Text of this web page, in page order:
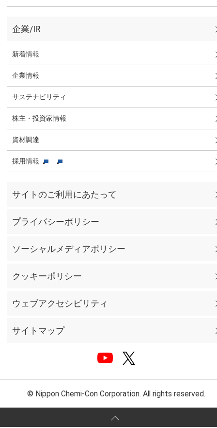
企業/IR
新着情報
企業情報
サステナビリティ
株主・投資家情報
資材調達
採用情報
サイトのご利用にあたって
プライバシーポリシー
ソーシャルメディアポリシー
クッキーポリシー
ウェブアクセシビリティ
サイトマップ
© Nippon Chemi-Con Corporation. All rights reserved.